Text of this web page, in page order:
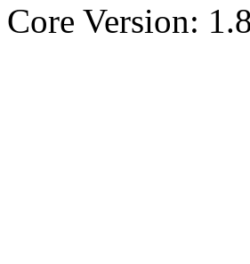
Core Version: